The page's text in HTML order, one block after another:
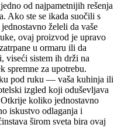
od najpametnijih rešenja
Ako ste se ikada suočili s
želeli da vaše
ovaj proizvod je upravo
u ormaru ili da
viseći sistem ih drži na
spremne za upotrebu.
pod ruku — vaša kuhinja ili
izgled koji oduševljava
koliko jednostavno
iskustvo odlaganja i
širom sveta bira ovaj